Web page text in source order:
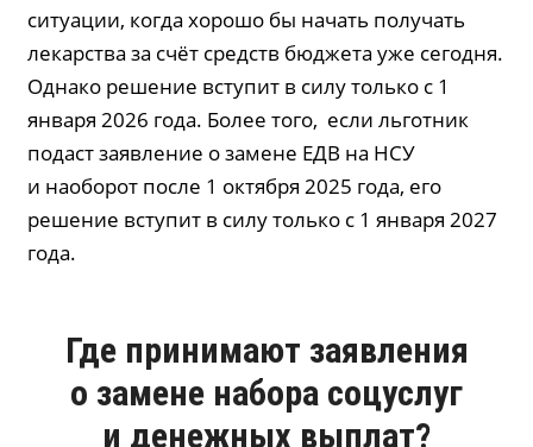
ситуации, когда хорошо бы начать получать
лекарства за счёт средств бюджета уже сегодня.
Однако решение вступит в силу только с 1
января 2026 года. Более того, если льготник
подаст заявление о замене ЕДВ на НСУ
и наоборот после 1 октября 2025 года, его
решение вступит в силу только с 1 января 2027
года.
Где принимают заявления
о замене набора соцуслуг
и денежных выплат?